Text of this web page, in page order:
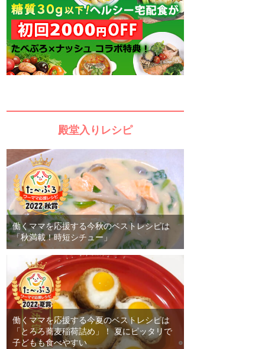
殿堂入りレシピ
働くママを応援する今秋のベストレシピは
「秋満載！時短シチュー」
働くママを応援する今夏のベストレシピは
「とろろ蕎麦稲荷詰め」！ 夏にピッタリで
子どもも食べやすい